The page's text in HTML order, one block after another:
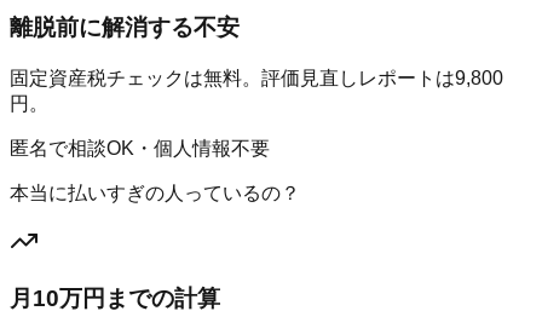
離脱前に解消する不安
固定資産税チェックは無料。評価見直しレポートは9,800
円。
匿名で相談OK・個人情報不要
本当に払いすぎの人っているの？
月10万円までの計算